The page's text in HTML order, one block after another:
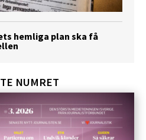
hemliga plan ska få
NUMRET